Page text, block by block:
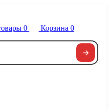
0 Корзина 0